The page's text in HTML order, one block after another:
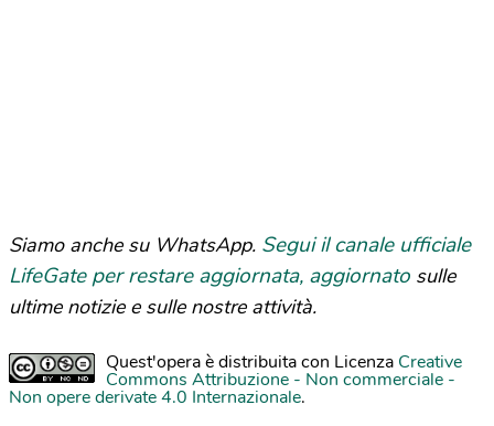
Siamo anche su WhatsApp. Segui il canale ufficiale
LifeGate per restare aggiornata, aggiornato sulle
ultime notizie e sulle nostre attività.
Quest'opera è distribuita con Licenza Creative
Commons Attribuzione - Non commerciale -
Non opere derivate 4.0 Internazionale.